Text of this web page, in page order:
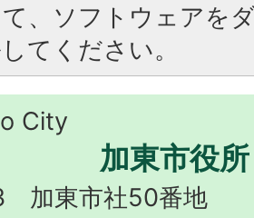
、ソフトウェアを
てください。
加東市役所
加東市社50番地